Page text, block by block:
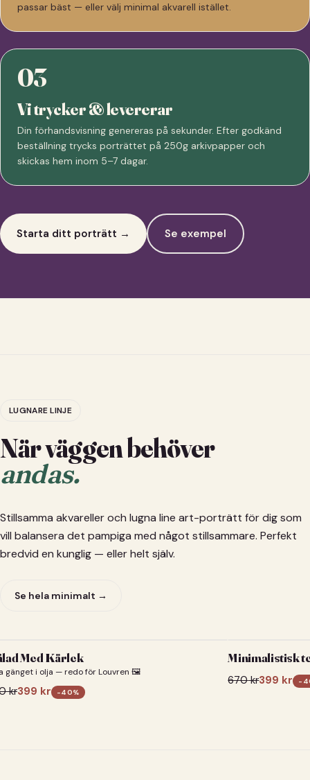
passar bäst — eller välj minimal akvarell istället.
03
Vi trycker & levererar
Din förhandsvisning genereras på sekunder. Efter godkänd
beställning trycks porträttet på 250g arkivpapper och
skickas hem inom 5–7 dagar.
Starta ditt porträtt → Se exempel
LUGNARE LINJE
När väggen behöver
andas.
Stillsamma akvareller och lugna line art-porträtt för dig som
vill balansera det pampiga med något stillsammare. Perfekt
bredvid en kunglig — eller helt själv.
Se hela minimalt →
Med Kärlek
gänget i olja — redo för Louvren 🖼️
kr399 kr -40%
Minimalistisk
670kr399 kr -